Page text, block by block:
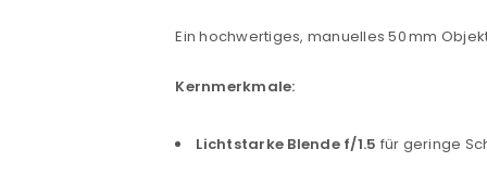
ANMELDEN
Ein hochwertiges, manuelles 50 mm
Kernmerkmale:
Lichtstarke Blende f/1.5 für geringe